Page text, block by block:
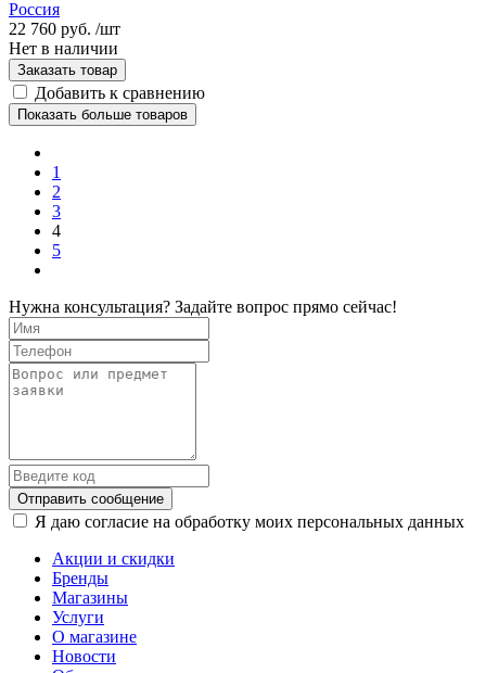
Россия
22 760 руб. /шт
Нет в наличии
Заказать товар
Добавить к сравнению
Показать больше товаров
1
2
3
4
5
Нужна консультация? Задайте вопрос прямо сейчас!
Отправить сообщение
Я даю согласие на обработку моих персональных данных
Акции и скидки
Бренды
Магазины
Услуги
О магазине
Новости